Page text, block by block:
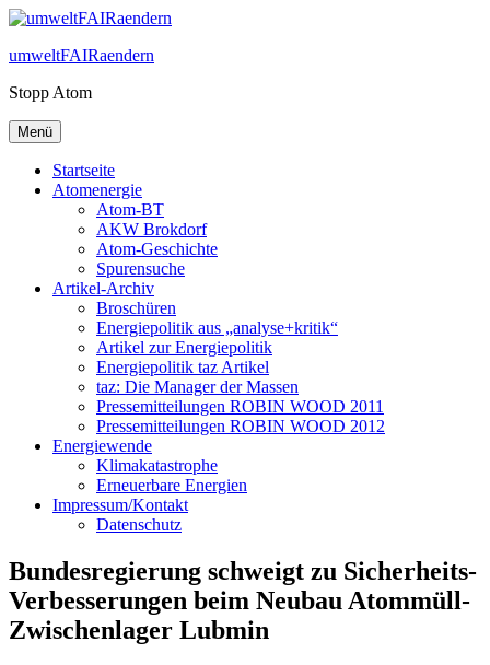
Zum
springen
umweltFAIRaendern
Stopp Atom
Menü
Startseite
Atomenergie
Atom-BT
AKW Brokdorf
Atom-Geschichte
Spurensuche
Artikel-Archiv
Broschüren
Energiepolitik aus „analyse+kritik“
Artikel zur Energiepolitik
Energiepolitik taz Artikel
taz: Die Manager der Massen
Pressemitteilungen ROBIN WOOD 2011
Pressemitteilungen ROBIN WOOD 2012
Energiewende
Klimakatastrophe
Erneuerbare Energien
Impressum/Kontakt
Datenschutz
Bundesregierung schweigt zu Sicherheits-
Verbesserungen beim Neubau Atommüll-
Zwischenlager Lubmin